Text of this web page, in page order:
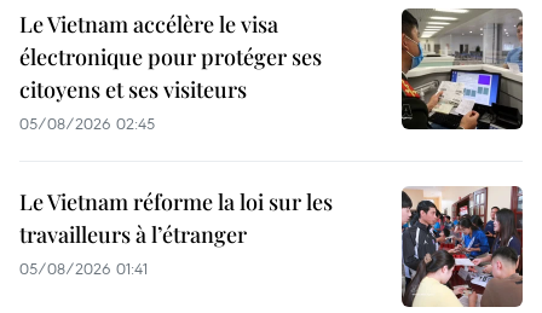
Le Vietnam accélère le visa
électronique pour protéger ses
citoyens et ses visiteurs
05/08/2026 02:45
Le Vietnam réforme la loi sur les
travailleurs à l’étranger
05/08/2026 01:41